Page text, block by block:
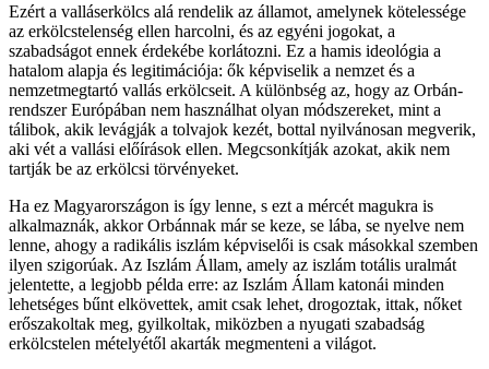
Ezért a valláserkölcs alá rendelik az államot, amelynek kötelessége
az erkölcstelenség ellen harcolni, és az egyéni jogokat, a
szabadságot ennek érdekébe korlátozni. Ez a hamis ideológia a
hatalom alapja és legitimációja: ők képviselik a nemzet és a
nemzetmegtartó vallás erkölcseit. A különbség az, hogy az Orbán-
rendszer Európában nem használhat olyan módszereket, mint a
tálibok, akik levágják a tolvajok kezét, bottal nyilvánosan megverik,
aki vét a vallási előírások ellen. Megcsonkítják azokat, akik nem
tartják be az erkölcsi törvényeket.
Ha ez Magyarországon is így lenne, s ezt a mércét magukra is
alkalmaznák, akkor Orbánnak már se keze, se lába, se nyelve nem
lenne, ahogy a radikális iszlám képviselői is csak másokkal szemben
ilyen szigorúak. Az Iszlám Állam, amely az iszlám totális uralmát
jelentette, a legjobb példa erre: az Iszlám Állam katonái minden
lehetséges bűnt elkövettek, amit csak lehet, drogoztak, ittak, nőket
erőszakoltak meg, gyilkoltak, miközben a nyugati szabadság
erkölcstelen mételyétől akarták megmenteni a világot.